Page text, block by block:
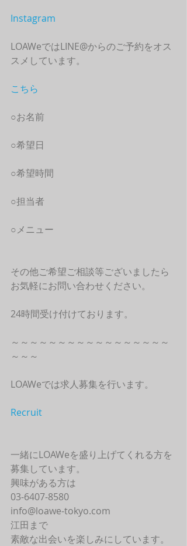
Instagram
LOAWeではLINE@からのご予約をオス
スメしています。
こちら
○お名前
○希望日
○希望時間
○担当者
○メニュー
その他ご希望ご相談等ございましたら
お気軽にお問い合わせください。
24時間受け付けております。
～～～～～～～～～～～～～～～～～
～～～
LOAWeでは求人募集を行います。
Recruit
一緒にLOAWeを盛り上げてくれる方を
募集しています。
興味がある方は
03-6407-8580
info@loawe-tokyo.com
江田まで
素敵な出会いを楽しみにしています。